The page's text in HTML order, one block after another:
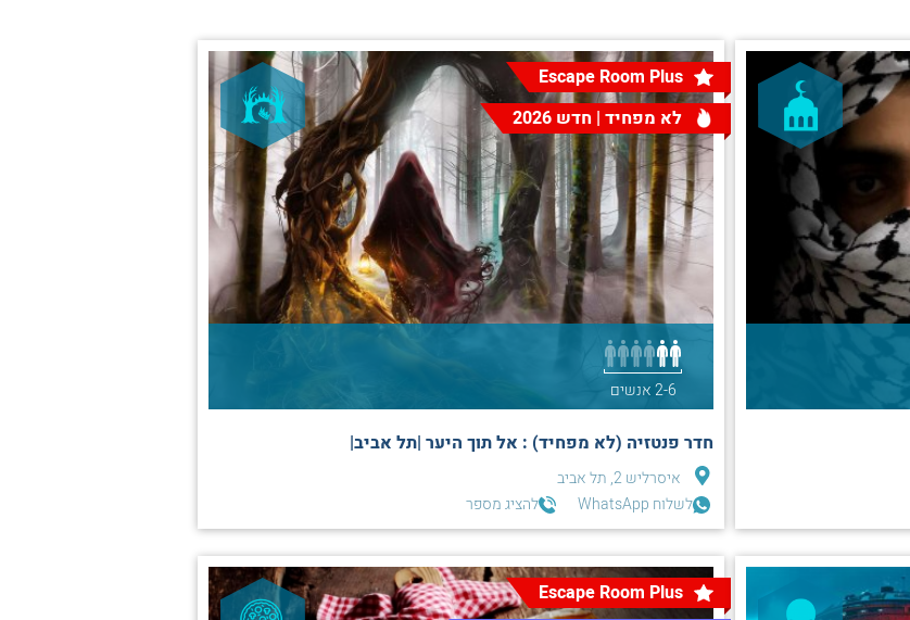
Escape Room Plus
לא מפחיד | חדש 2026
2-6 אנשים
חדר פנטזיה (לא מפחיד) : אל תוך היער |תל אביב|
איסרליש 2, תל אביב
לשלוח WhatsApp
להציג מספר
Escape Room Plus